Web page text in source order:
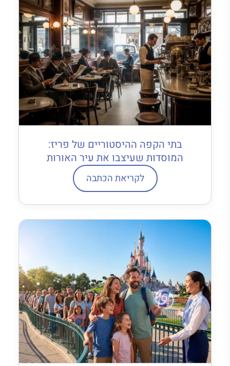
בתי הקפה ההיסטוריים של פריז:
המוסדות שעיצבו את עיר האורות
לקריאת הכתבה